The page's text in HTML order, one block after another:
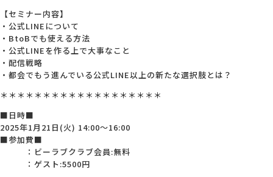
【セミナー内容】
・公式LINEについて
・BtoBでも使える方法
・公式LINEを作る上で大事なこと
・配信戦略
・都会でもう進んでいる公式LINE以上の新たな選択肢とは？
＊＊＊＊＊＊＊＊＊＊＊＊＊＊＊＊＊＊＊
■日時■
2025年1月21日(火) 14:00～16:00
■参加費■
：ビーラブクラブ会員:無料
：ゲスト:5500円